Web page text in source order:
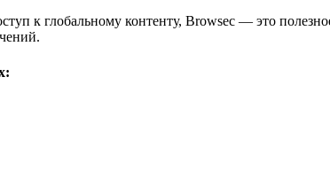
к глобальному контенту, Browsec — это